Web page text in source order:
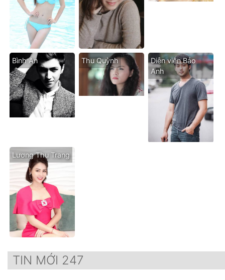
Bình An Thu Quỳnh
Diễn viên Bảo
Anh
Lương Thu Trang
TIN MỚI 247